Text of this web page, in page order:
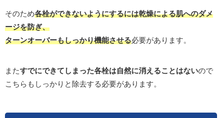
そのため各栓ができないようにするには乾燥による肌へのダメ
ージを防ぎ、
ターンオーバーもしっかり機能させる必要があります。
またすでにできてしまった各栓は自然に消えることはないので
こちらもしっかりと除去する必要があります。